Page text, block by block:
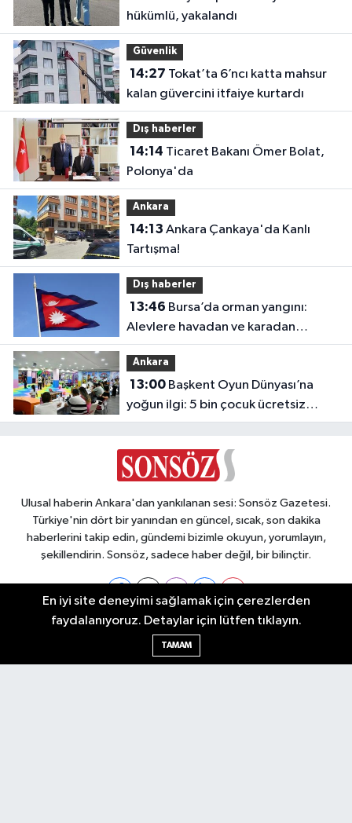
hükümlü, yakalandı
Güvenlik
14:27
kalan güvercini itfaiye kurtardı
Dış haberler
14:14
Polonya'da
Ankara
14:13
Tartışma!
Dış haberler
13:46
Alevlere havadan ve karadan
müdahale
Ankara
13:00Başkent Oyun Dünyası’na
yoğun ilgi: 5 bin çocuk ücretsiz
yararlandı
Ulusal haberin Ankara'dan yankılanan sesi: Sonsöz Gazetesi.
Türkiye'nin dört bir yanından en güncel, sıcak, son dakika
haberlerini takip edin, gündemi bizimle okuyun, yorumlayın,
şekillendirin. Sonsöz, sadece haber değil, bir bilinçtir.
Ankara Nöbetçi Eczaneler
En iyi site deneyimi sağlamak için çerezlerden
faydalanıyoruz. Detaylar için lütfen tıklayın.
TAMAM